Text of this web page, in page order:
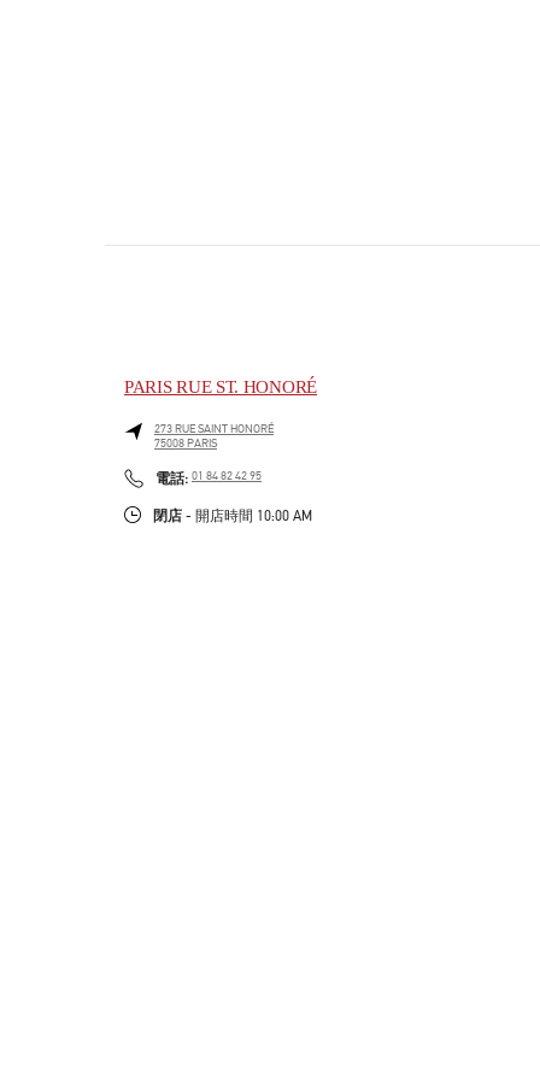
PARIS RUE ST. HONORÉ
273 RUE SAINT HONORÉ
75008PARIS
電話: PHONE
01 84 82 42 95
閉店 - 開店時間 10:00 AM